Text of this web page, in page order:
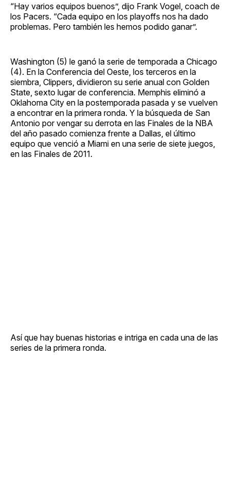
“Hay varios equipos buenos”, dijo Frank Vogel, coach de
los Pacers. “Cada equipo en los playoffs nos ha dado
problemas. Pero también les hemos podido ganar”.
Washington (5) le ganó la serie de temporada a Chicago
(4). En la Conferencia del Oeste, los terceros en la
siembra, Clippers, dividieron su serie anual con Golden
State, sexto lugar de conferencia. Memphis eliminó a
Oklahoma City en la postemporada pasada y se vuelven
a encontrar en la primera ronda. Y la búsqueda de San
Antonio por vengar su derrota en las Finales de la NBA
del año pasado comienza frente a Dallas, el último
equipo que venció a Miami en una serie de siete juegos,
en las Finales de 2011.
Así que hay buenas historias e intriga en cada una de las
series de la primera ronda.